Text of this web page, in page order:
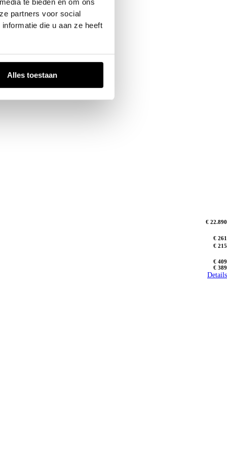
te bieden en om ons
partners voor social
die u aan ze heeft
Alles toestaan
€ 22.890
€ 261
€ 215
€ 409
€ 389
Details